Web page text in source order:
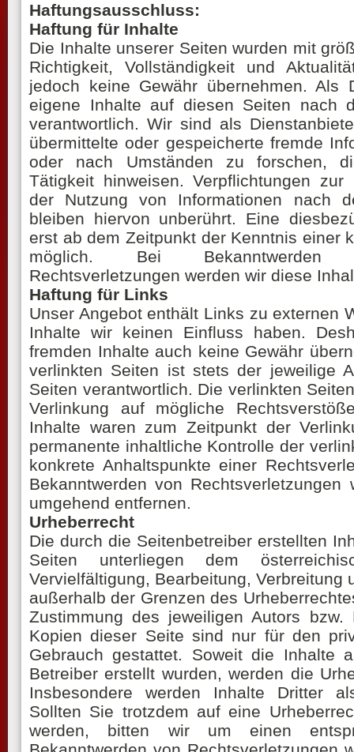
Haftungsausschluss:
Haftung für Inhalte
Die Inhalte unserer Seiten wurden mit
Richtigkeit, Vollständigkeit und
jedoch keine Gewähr übernehmen. Als
eigene Inhalte auf diesen Seiten nach
verantwortlich. Wir sind als
übermittelte oder gespeicherte fremde
oder nach Umständen zu forschen,
Tätigkeit hinweisen. Verpflichtungen zur
der Nutzung von Informationen nach
bleiben hiervon unberührt. Eine
erst ab dem Zeitpunkt der Kenntnis einer
möglich. Bei Bekanntwerden
Rechtsverletzungen werden wir diese
Haftung für Links
Unser Angebot enthält Links zu externen
Inhalte wir keinen Einfluss haben.
fremden Inhalte auch keine Gewähr
verlinkten Seiten ist stets der jeweilige
Seiten verantwortlich. Die verlinkten
Verlinkung auf mögliche
Inhalte waren zum Zeitpunkt der
permanente inhaltliche Kontrolle der
konkrete Anhaltspunkte einer
Bekanntwerden von
umgehend entfernen.
Urheberrecht
Die durch die Seitenbetreiber erstellten
Seiten unterliegen dem
Vervielfältigung, Bearbeitung, Verbreitung
außerhalb der Grenzen des
Zustimmung des jeweiligen Autors bzw.
Kopien dieser Seite sind nur für den
Gebrauch gestattet. Soweit die Inhalte
Betreiber erstellt wurden, werden die
Insbesondere werden Inhalte Dritter
Sollten Sie trotzdem auf eine
werden, bitten wir um einen